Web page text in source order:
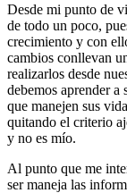
Desde mi punto de
de todo un poco,
crecimiento y con
cambios conllevan
realizarlos desde
debemos aprender a
que manejen sus
quitando el criterio
y no es mío.
Al punto que me
ser maneja las